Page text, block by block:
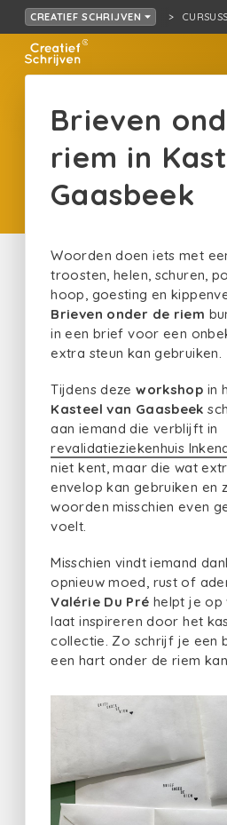
CREATIEF SCHRIJVEN
Brieven
riem in
Gaasbeek
Woorden doen iets met
troosten, helen, schuren,
hoop, goesting en
Brieven onder de riem
in een brief voor een
extra steun kan gebruiken.
Tijdens dezeworkshop in
Kasteel van Gaasbeek
aan iemand die verblijft in
revalidatieziekenhuis
niet kent, maar die wat
envelop kan gebruiken en
woorden misschien even
voelt.
Misschien vindt iemand
opnieuw moed, rust of
Valérie Du Pré helpt je op
laat inspireren door het
collectie. Zo schrijf je een
een hart onder de riem